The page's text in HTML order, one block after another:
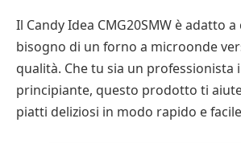
Il Candy Idea CMG20SMW è adatto
bisogno di un forno a microonde
qualità. Che tu sia un professionista
principiante, questo prodotto ti
piatti deliziosi in modo rapido e